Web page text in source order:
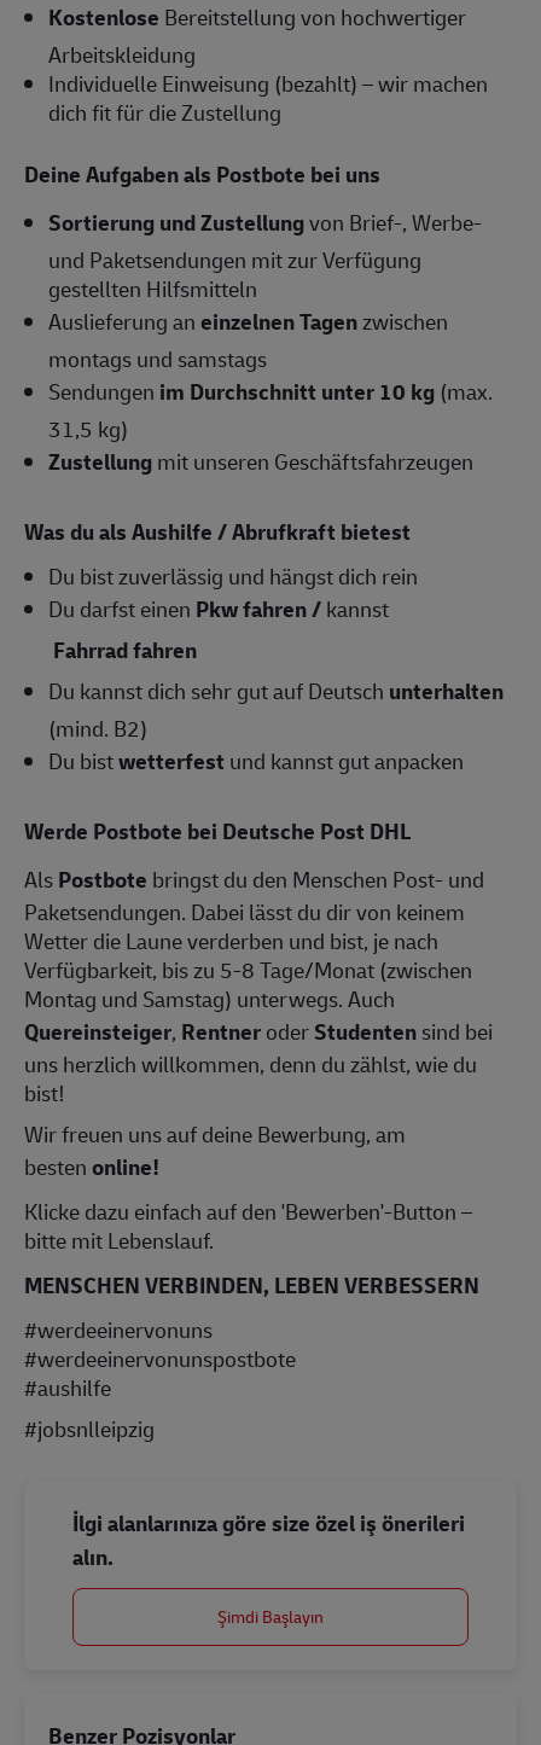
Kostenlose Bereitstellung von hochwertiger
Arbeitskleidung
Individuelle Einweisung (bezahlt) – wir machen
dich fit für die Zustellung
Deine Aufgaben als Postbote bei uns
Sortierung und Zustellungvon Brief-, Werbe-
und Paketsendungen mit zur Verfügung
gestellten Hilfsmitteln
Auslieferung aneinzelnen Tagenzwischen
montags und samstags
Sendungen im Durchschnitt unter 10 kg (max.
31,5 kg)
Zustellungmit unseren Geschäftsfahrzeugen
Was du als Aushilfe / Abrufkraft bietest
Du bist zuverlässig und hängst dich rein
Du darfst einen Pkw fahren /kannst
Fahrrad fahren
Du kannst dich sehr gut auf Deutsch unterhalten
(mind. B2)
Du bistwetterfest und kannst gut anpacken
Werde Postbote bei Deutsche Post DHL
AlsPostbote bringst du den Menschen Post- und
Paketsendungen. Dabei lässt du dir von keinem
Wetter die Laune verderben und bist, je nach
Verfügbarkeit, bis zu 5-8 Tage/Monat (zwischen
Montag und Samstag) unterwegs. Auch
Quereinsteiger, RentneroderStudentensind bei
uns herzlich willkommen, denn du zählst, wie du
bist!
Wir freuen uns auf deine Bewerbung, am
bestenonline!
Klicke dazu einfach auf den 'Bewerben'-Button –
bitte mit Lebenslauf.
MENSCHEN VERBINDEN, LEBEN VERBESSERN
#werdeeinervonuns
#werdeeinervonunspostbote
#aushilfe
#jobsnlleipzig
İlgi alanlarınıza göre size özel iş önerileri
alın.
Şimdi Başlayın
Benzer Pozisyonlar